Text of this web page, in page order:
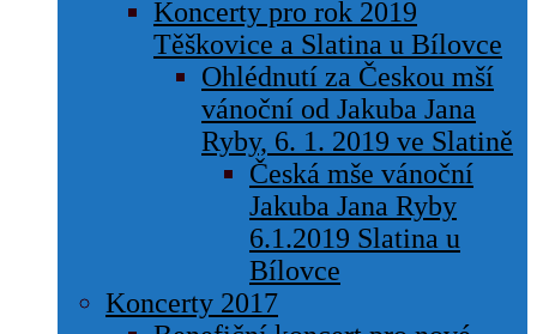
Koncerty pro rok 2019
Těškovice a Slatina u Bílovce
Ohlédnutí za Českou mší
vánoční od Jakuba Jana
Ryby, 6. 1. 2019 ve Slatině
Česká mše vánoční
Jakuba Jana Ryby
6.1.2019 Slatina u
Bílovce
Koncerty 2017